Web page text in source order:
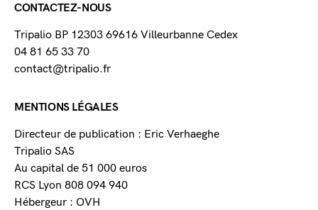
CONTACTEZ-NOUS
Tripalio BP 12303 69616 Villeurbanne Cedex
04 81 65 33 70
contact@tripalio.fr
MENTIONS LÉGALES
Directeur de publication : Eric Verhaeghe
Tripalio SAS
Au capital de 51 000 euros
RCS Lyon 808 094 940
Hébergeur : OVH